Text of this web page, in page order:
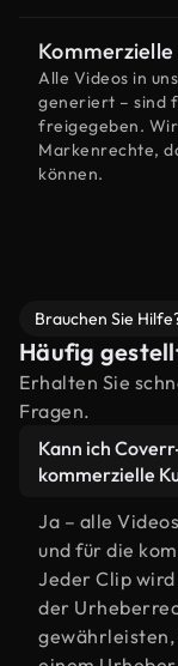
Alle Videos in
generiert – sind
freigegeben.
Markenrechte,
können.
Brauchen Sie
Häufig
Erhalten Sie
Fragen.
Kann ich
kommerzielle
Ja – alle
und für die
Jeder Clip
der
gewährleisten,